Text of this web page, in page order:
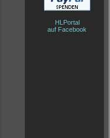
HLPortal
auf Facebook